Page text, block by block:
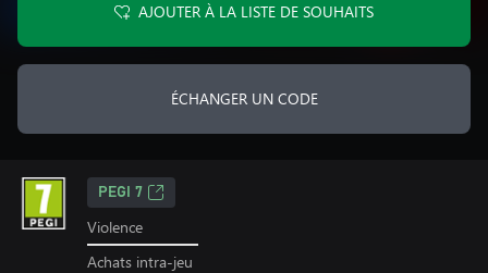
AJOUTER À LA LISTE DE SOUHAITS
ÉCHANGER UN CODE
PEGI 7
Violence
Achats intra-jeu